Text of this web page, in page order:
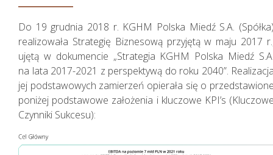
Do 19 grudnia 2018 r. KGHM Polska Miedź S.A.
realizowała Strategię Biznesową przyjętą w maju 2017
ujętą w dokumencie „Strategia KGHM Polska Miedź
na lata 2017-2021 z perspektywą do roku 2040”.
jej podstawowych zamierzeń opierała się o
poniżej podstawowe założenia i kluczowe KPI’s
Czynniki Sukcesu):